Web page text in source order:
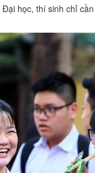
học, thí sinh chỉ cần